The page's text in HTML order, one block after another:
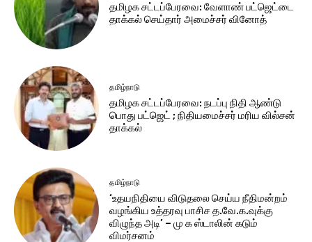
தமிழக சட்​டப்​பேர​வை: வேளாண் பட்​ஜெட்டை
தாக்கல் செய்தார் அமைச்சர் வினோத்
தமிழ்நாடு
தமிழக சட்டப்பேரவை: நடப்பு நிதி ஆண்​டு
பொது பட்ஜெட் ; நிதியமைச்சர் மரிய வில்சன்
தாக்​கல்
தமிழ்நாடு
‘உதயநிதியை விடுதலை செய்ய நீதிமன்றம்
வழங்கிய உத்தரவு பாசிச த.வே.க.வுக்கு
விழுந்த அடி’ – மு க ஸ்டாலின் கடும்
விமர்சனம்